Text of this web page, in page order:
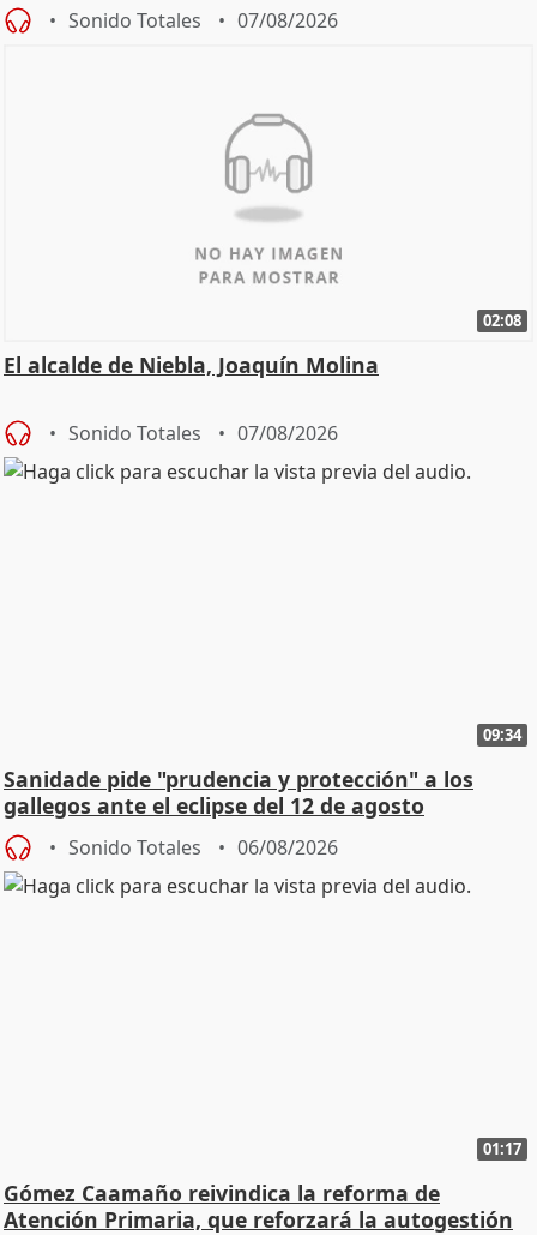
Sonido Totales 07/08/2026
02:08
El alcalde de Niebla, Joaquín Molina
Sonido Totales 07/08/2026
09:34
Sanidade pide "prudencia y protección" a los
gallegos ante el eclipse del 12 de agosto
Sonido Totales 06/08/2026
01:17
Gómez Caamaño reivindica la reforma de
Atención Primaria, que reforzará la autogestión